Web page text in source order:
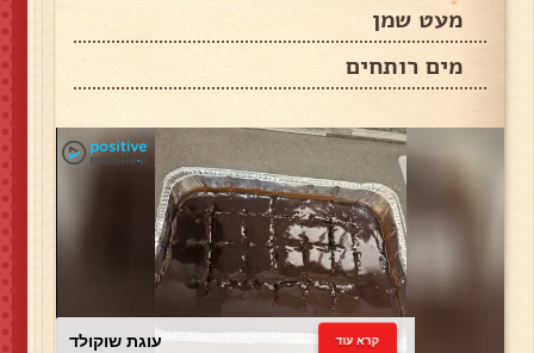
מעט שמן
מים רותחים
עוגת שוקולד קרא עוד